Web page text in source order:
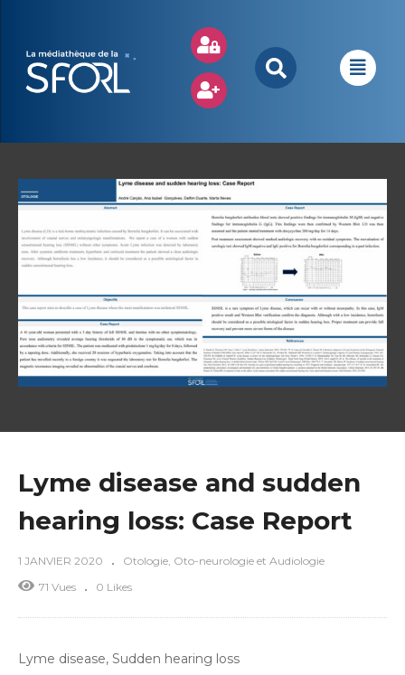
Lyme disease and sudden
hearing loss: Case Report
1 JANVIER 2020
Otologie, Oto-neurologie et Audiologie
71 Vues
0 Likes
Lyme disease, Sudden hearing loss